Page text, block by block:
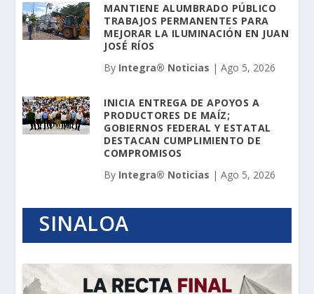
MANTIENE ALUMBRADO PÚBLICO
TRABAJOS PERMANENTES PARA
MEJORAR LA ILUMINACIÓN EN JUAN
JOSÉ RÍOS
By Integra® Noticias |Ago 5, 2026
INICIA ENTREGA DE APOYOS A
PRODUCTORES DE MAÍZ;
GOBIERNOS FEDERAL Y ESTATAL
DESTACAN CUMPLIMIENTO DE
COMPROMISOS
By Integra® Noticias |Ago 5, 2026
SINALOA